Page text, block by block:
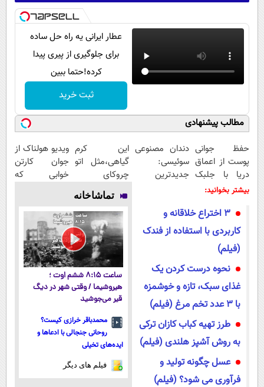
عطار ایرانی یه راه حل ساده
برای جلوگیری از پیری پیدا
کرده!حتما ببین
ثبت خرید
مطالب پیشنهادی
حفظ جوانی
پوست از اعماق
دریا با جلبک
اسپیرولینا
دندان مصنوعی
سوئیسی:
جدیدترین
پرداخت قسطی
این کرم
گیاهی،مثل اتو
چروکای
پوستتوصاف
میکنه!50%تخفیف
ویدیو هولناک از
جوان کارتن
خوابی که
بیشتر بخوانید:
۳ اختراع خلاقانه و
کاربردی با استفاده از فندک
(فیلم)
نحوه درست کردن یک
غذای سبک، تازه و خوشمزه
با ۳ عدد تخم مرغ (فیلم)
طرز تهیه کباب کازان ترکی
به روش آشپز هلندی (فیلم)
عسل چگونه تولید و
فرآوری می شود؟ (فیلم)
تماشاخانه
ساعت ۸:۱۵ ششم اوت ؛
هیروشیما / وقتی شهر در دیگ
قیر می‌جوشید
محمدباقر خرازی کیست؟
روحانی جنجالی با ادعاها و
ایده‌های تخیلی
فیلم های دیگر